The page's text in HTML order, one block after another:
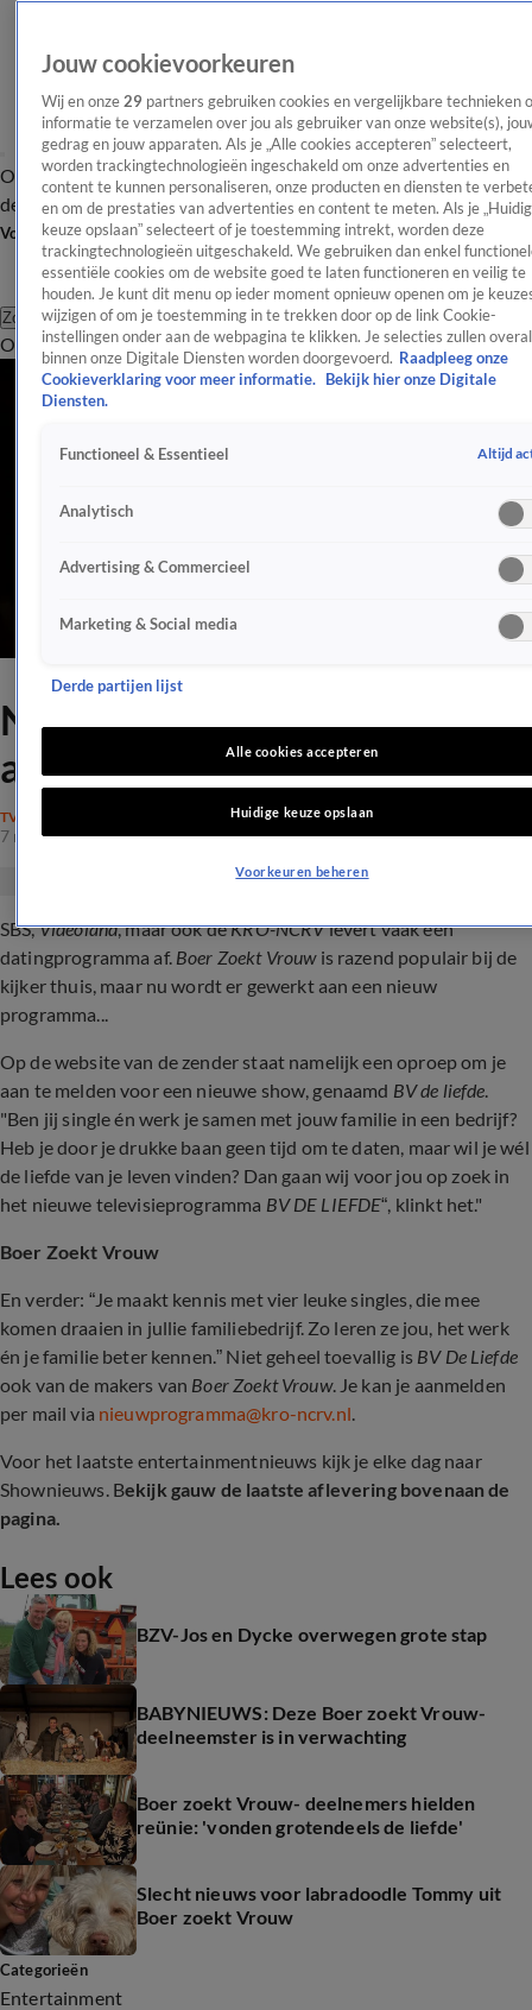
OverzichtAfleveringen Entertainment TV Algemeen
Tip
de redactieNieuwsbrief
Volg Shownieuws
Zoeken
OverzichtEntertainmentSpraakmakendRealityCrimeVideo's
Nieuw datingprogramma in
aantocht: BV De Liefde
TV
7 mrt 2023, 19:44
SBS,Videoland, maar ook deKRO-NCRVlevert vaak een
datingprogramma af. Boer Zoekt Vrouwis razend populair bij de
kijker thuis, maar nu wordt er gewerkt aan een nieuw
programma...
Op de website van de zender staat namelijk een oproep om je
aan te melden voor een nieuwe show, genaamd BV de liefde.
"Ben jij single én werk je samen met jouw familie in een bedrijf?
Heb je door je drukke baan geen tijd om te daten, maar wil je wél
de liefde van je leven vinden? Dan gaan wij voor jou op zoek in
het nieuwe televisieprogramma BV DE LIEFDE“, klinkt het."
Boer Zoekt Vrouw
En verder: “Je maakt kennis met vier leuke singles, die mee
komen draaien in jullie familiebedrijf. Zo leren ze jou, het werk
én je familie beter kennen.” Niet geheel toevallig is BV De Liefde
ook van de makers van Boer Zoekt Vrouw. Je kan je aanmelden
per mail via nieuwprogramma@kro-ncrv.nl.
Voor het laatste entertainmentnieuws kijk je elke dag naar
Shownieuws. Bekijk gauw de laatste aflevering bovenaan de
pagina.
Lees ook
BZV-Jos en Dycke overwegen grote stap
BABYNIEUWS: Deze Boer zoekt Vrouw-
deelneemster is in verwachting
Boer zoekt Vrouw- deelnemers hielden
reünie: 'vonden grotendeels de liefde'
Slecht nieuws voor labradoodle Tommy uit
Boer zoekt Vrouw
Categorieën
Entertainment
Jouw cookievoorkeuren
Wij en onze 29 partners gebruiken cookies en vergelijkbare technieken
informatie te verzamelen over jou als gebruiker van onze website(s),
gedrag en jouw apparaten. Als je „Alle cookies accepteren” selecteert,
worden trackingtechnologieën ingeschakeld om onze advertenties en
content te kunnen personaliseren, onze producten en diensten te
en om de prestaties van advertenties en content te meten. Als je
keuze opslaan” selecteert of je toestemming intrekt, worden deze
trackingtechnologieën uitgeschakeld. We gebruiken dan enkel
essentiële cookies om de website goed te laten functioneren en veilig te
houden. Je kunt dit menu op ieder moment opnieuw openen om je
wijzigen of om je toestemming in te trekken door op de link Cookie-
instellingen onder aan de webpagina te klikken. Je selecties zullen overal
binnen onze Digitale Diensten worden doorgevoerd. Raadpleeg onze
Cookieverklaring voor meer informatie.
Bekijk hier onze Digitale
Diensten.
Functioneel & Essentieel Altijd
Analytisch
Advertising & Commercieel
Marketing & Social media
Derde partijen lijst
Alle cookies accepteren
Huidige keuze opslaan
Voorkeuren beheren